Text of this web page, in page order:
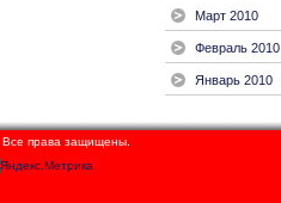
Март 2010
Февраль 2010
Январь 2010
Все права защищены.